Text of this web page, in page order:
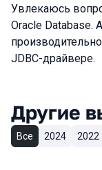
Увлекаюсь
Oracle Database.
JDBC-драйвере.
Другие
Все 2024 2022